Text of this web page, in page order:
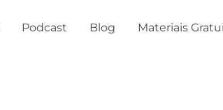
Podcast Blog Materiais